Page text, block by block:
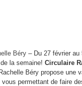
Béry – Du 27 février au
la semaine! Circulaire
Béry propose une
permettant de faire